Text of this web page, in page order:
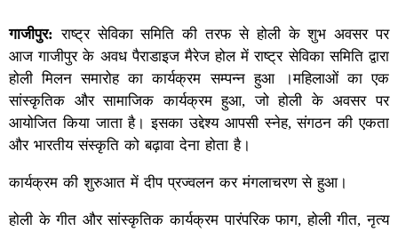
गाजीपुर:राष्ट्र सेविका समिति की तरफ से होली के शुभ अवसर पर
आज गाजीपुर के अवध पैराडाइज मैरेज होल में राष्ट्र सेविका समिति द्वारा
होली मिलन समारोह का कार्यक्रम सम्पन्न हुआ ।महिलाओं का एक
सांस्कृतिक और सामाजिक कार्यक्रम हुआ, जो होली के अवसर पर
आयोजित किया जाता है। इसका उद्देश्य आपसी स्नेह, संगठन की एकता
और भारतीय संस्कृति को बढ़ावा देना होता है।
कार्यक्रम की शुरुआत में दीप प्रज्वलन कर मंगलाचरण से हुआ।
होली के गीत और सांस्कृतिक कार्यक्रम पारंपरिक फाग, होली गीत, नृत्य